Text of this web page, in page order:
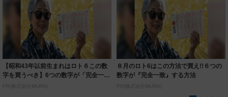
【昭和43年以前生まれはロト６この数
字を買うべき】6つの数字が「完全一
致」する方...
PR(株式会社MURA)
８月のロト6はこの方法で買え!!６つの
数字が『完全一致』する方法
PR(株式会社MURA)